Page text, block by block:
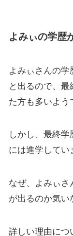
よみぃの学歴
よみぃさんの学
と出るので、
た方も多いよう
しかし、最終
には進学してい
なぜ、よみぃさ
が出るのか気い
詳しい理由につ